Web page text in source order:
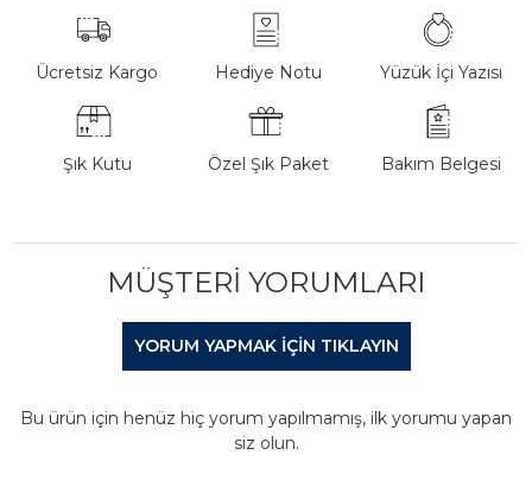
Ücretsiz Kargo Hediye Notu Yüzük İçi Yazısı
Şık Kutu Özel Şık Paket Bakım Belgesi
MÜŞTERI YORUMLARI
YORUM YAPMAK IÇIN TIKLAYIN
Bu ürün için henüz hiç yorum yapılmamış, ilk yorumu yapan
siz olun.